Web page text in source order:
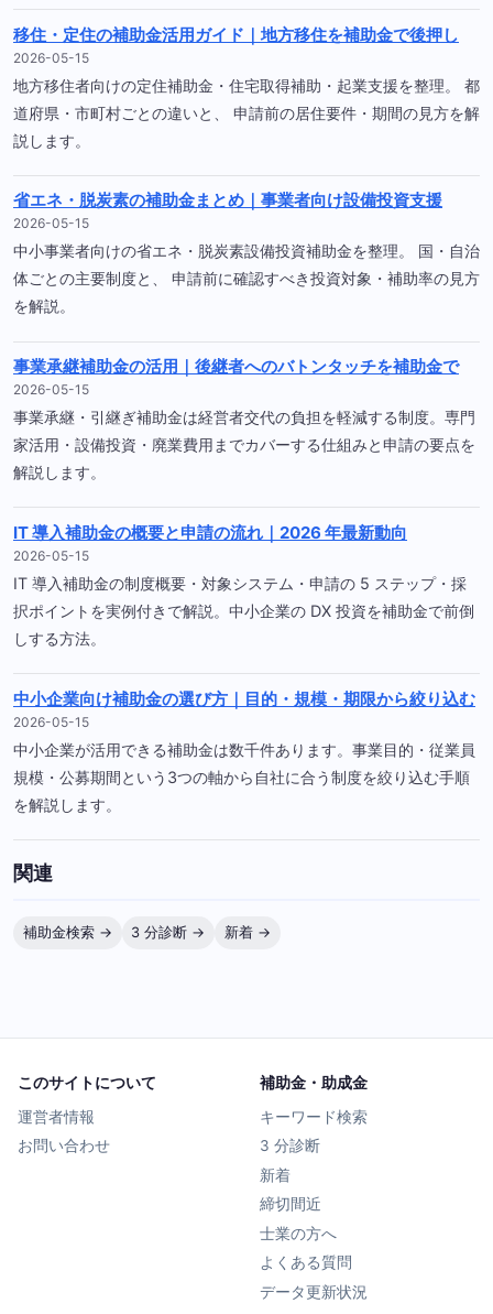
移住・定住の補助金活用ガイド｜地方移住を補助金で後押し
2026-05-15
地方移住者向けの定住補助金・住宅取得補助・起業支援を整理。 都
道府県・市町村ごとの違いと、 申請前の居住要件・期間の見方を解
説します。
省エネ・脱炭素の補助金まとめ｜事業者向け設備投資支援
2026-05-15
中小事業者向けの省エネ・脱炭素設備投資補助金を整理。 国・自治
体ごとの主要制度と、 申請前に確認すべき投資対象・補助率の見方
を解説。
事業承継補助金の活用｜後継者へのバトンタッチを補助金で
2026-05-15
事業承継・引継ぎ補助金は経営者交代の負担を軽減する制度。専門
家活用・設備投資・廃業費用までカバーする仕組みと申請の要点を
解説します。
IT 導入補助金の概要と申請の流れ｜2026 年最新動向
2026-05-15
IT 導入補助金の制度概要・対象システム・申請の 5 ステップ・採
択ポイントを実例付きで解説。中小企業の DX 投資を補助金で前倒
しする方法。
中小企業向け補助金の選び方｜目的・規模・期限から絞り込む
2026-05-15
中小企業が活用できる補助金は数千件あります。事業目的・従業員
規模・公募期間という3つの軸から自社に合う制度を絞り込む手順
を解説します。
関連
補助金検索 → 3 分診断 → 新着 →
このサイトについて
運営者情報
お問い合わせ
補助金・助成金
キーワード検索
3 分診断
新着
締切間近
士業の方へ
よくある質問
データ更新状況